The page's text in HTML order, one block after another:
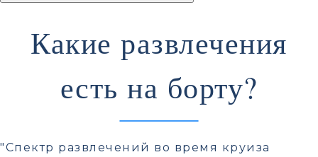
Какие развлечения
есть на борту?
"Спектр развлечений во время круиза